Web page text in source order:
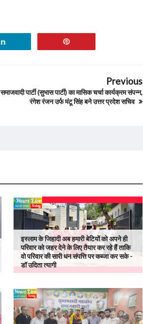
Previous
पार्टी (सुभास पार्टी) का मासिक चर्चा कार्यक्रम संपन्न,
रंगेश रंजन उर्फ मंटू सिंह बने उत्तर प्रदेश सचिव
इस्लाम के जिहादी अब हमारी बेटियों को अपने ही
परिवार को जहर देने के लिए तैयार कर रहे हैं ताकि
वो परिवार की सारी धन संपत्ति पर कब्जा कर सके -
डॉ उदिता त्यागी